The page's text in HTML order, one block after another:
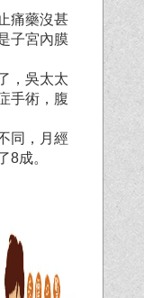
痛藥沒甚
子宮內膜
，吳太太
手術，腹
同，月經
8成。